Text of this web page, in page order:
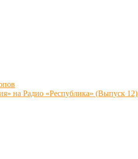
на Радио «Республика» (Выпуск 12)